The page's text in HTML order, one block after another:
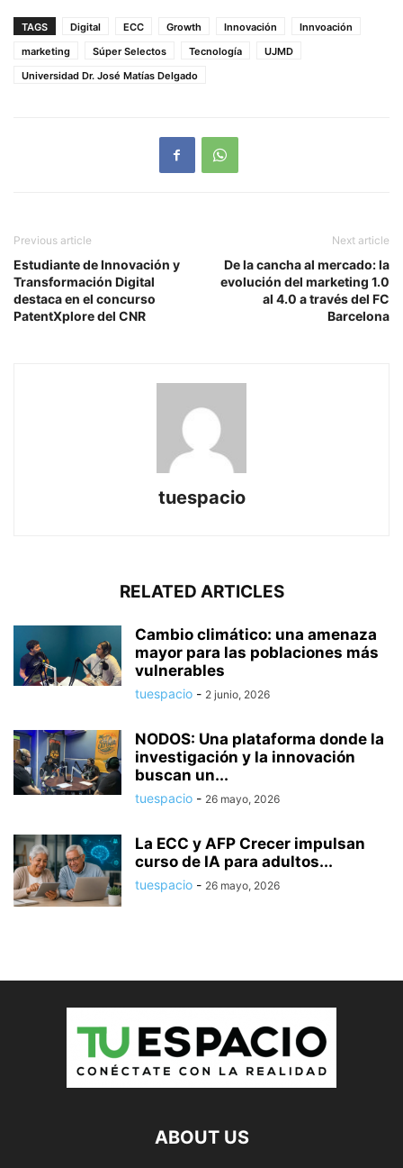
TAGS Digital ECC Growth Innovación
Innvoación
marketing
Súper Selectos Tecnología
UJMD
Universidad Dr. José Matías Delgado
Previous article
Estudiante de Innovación y
Transformación Digital
destaca en el concurso
PatentXplore del CNR
Next article
De la cancha al mercado: la
evolución del marketing 1.0
al 4.0 a través del FC
Barcelona
tuespacio
RELATED ARTICLES
Cambio climático: una amenaza
mayor para las poblaciones más
vulnerables
tuespacio - 2 junio, 2026
NODOS: Una plataforma donde la
investigación y la innovación
buscan un...
tuespacio - 26 mayo, 2026
La ECC y AFP Crecer impulsan
curso de IA para adultos...
tuespacio - 26 mayo, 2026
ABOUT US